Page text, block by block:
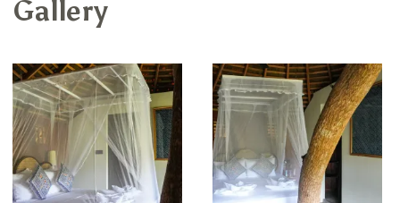
Gallery